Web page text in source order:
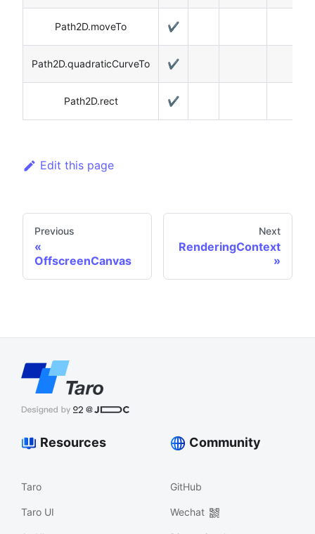
Path2D.moveTo ✔️
Path2D.quadraticCurveTo ✔️
Path2D.rect ✔️
Edit this page
Previous
OffscreenCanvas
Next
RenderingContext
Resources
Taro
Taro UI
Community
GitHub
Wechat